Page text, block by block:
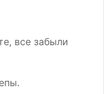
все забыли